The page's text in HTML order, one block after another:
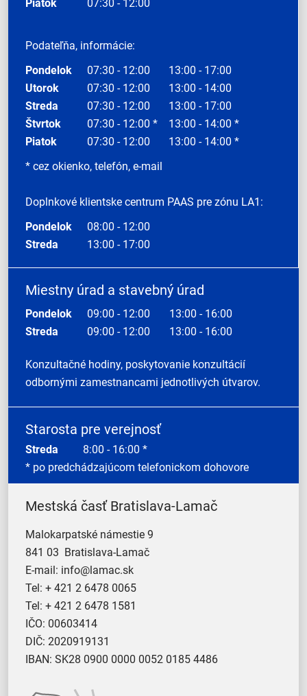
Piatok 07:30 - 12:00
Podateľňa, informácie:
Pondelok
07:30 - 12:00
13:00 - 17:00
Utorok
07:30 - 12:00
13:00 - 14:00
Streda
07:30 - 12:00
13:00 - 17:00
Štvrtok
07:30 - 12:00 *
13:00 - 14:00 *
Piatok
07:30 - 12:00
13:00 - 14:00 *
* cez okienko, telefón, e-mail
Doplnkové klientske centrum PAAS pre zónu LA1:
Pondelok
08:00 - 12:00
Streda
13:00 - 17:00
Miestny úrad a stavebný úrad
Pondelok 09:00 - 12:00
13:00 - 16:00
Streda
09:00 - 12:00 13:00 - 16:00
Konzultačné hodiny, poskytovanie konzultácií
odbornými zamestnancami jednotlivých útvarov.
Starosta pre verejnosť
Streda 8:00 - 16:00 *
* po predchádzajúcom telefonickom dohovore
Mestská časť Bratislava-Lamač
Malokarpatské námestie 9
841 03 Bratislava-Lamač
E-mail: info@lamac.sk
Tel: + 421 2 6478 0065
Tel: + 421 2 6478 1581
IČO: 00603414
DIČ: 2020919131
IBAN: SK28 0900 0000 0052 0185 4486